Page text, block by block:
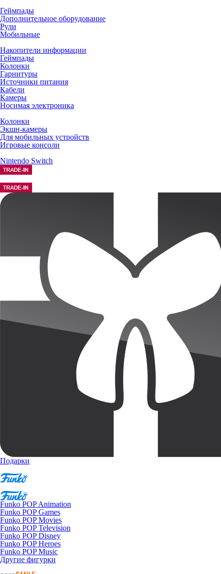
Геймпады
Дополнительное оборудование
Рули
Мобильные
Накопители информации
Геймпады
Колонки
Гарнитуры
Источники питания
Кабели
Камеры
Носимая электроника
Колонки
Экшн-камеры
Для мобильных устройств
Игровые консоли
Nintendo Switch
Подарки
Funko POP Animation
Funko POP Games
Funko POP Movies
Funko POP Television
Funko POP Disney
Funko POP Heroes
Funko POP Music
Другие фигурки